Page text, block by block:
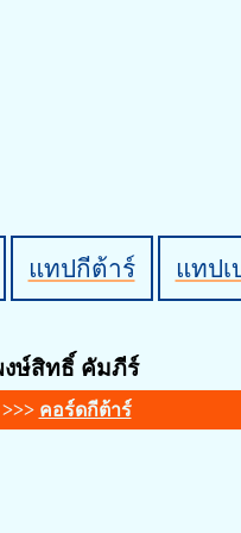
แทปกีต้าร์ แทปเ
งษ์สิทธิ์ คัมภีร์
คอร์ดกีต้าร์